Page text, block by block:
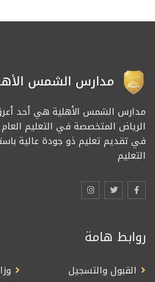
مدارس الشمس
مدارس الشمس الأهلية هي أحد
في تقديم تعليم ذو جودة عالية
التعليم
روابط هامة
القبول والتسجيل